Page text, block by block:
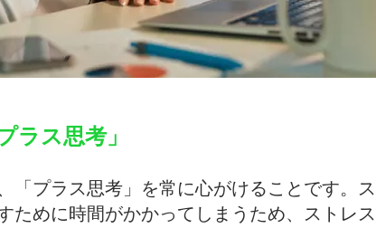
ラス思考」
「プラス思考」を常に心がけることです。
ために時間がかかってしまうため、ストレ